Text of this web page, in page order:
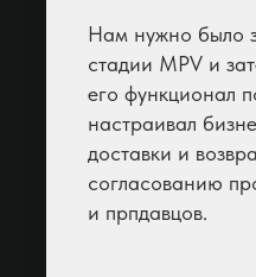
Нам нужно было
стадии MPV и
его функционал
настраивал
доставки и
согласованию
и прпдавцов.